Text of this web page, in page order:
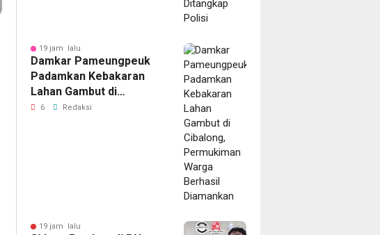
19 jam lalu
Damkar Pameungpeuk
Padamkan Kebakaran
Lahan Gambut di
Cibalong, Permukiman
6 Redaksi
19 jam lalu